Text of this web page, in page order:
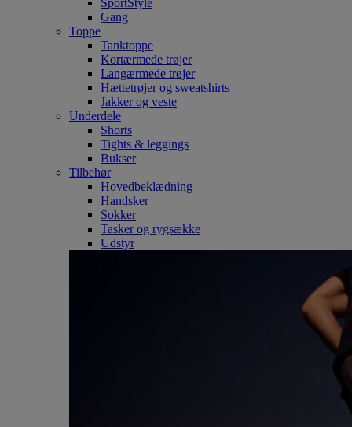
SportStyle
Gang
Toppe
Tanktoppe
Kortærmede trøjer
Langærmede trøjer
Hættetrøjer og sweatshirts
Jakker og veste
Underdele
Shorts
Tights & leggings
Bukser
Tilbehør
Hovedbeklædning
Handsker
Sokker
Tasker og rygsække
Udstyr